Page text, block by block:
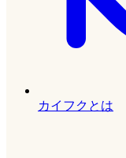
カイフクとは